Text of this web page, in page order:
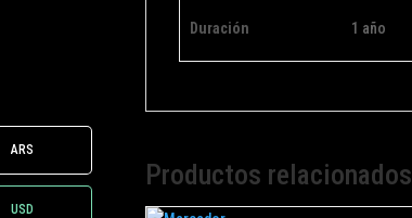
Duración 1 año
Productos relacionados
ARS
USD